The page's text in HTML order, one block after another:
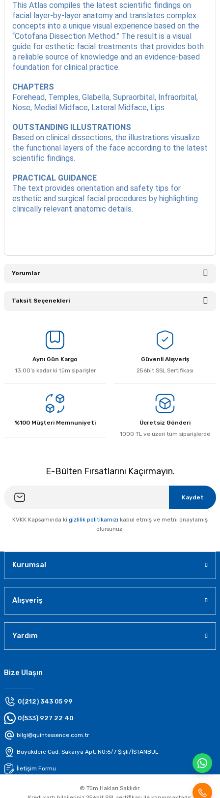
This Atlas compiles the latest scientific findings on
facial layer-by-layer anatomy and translates complex
concepts into a unique visual experience based on the
“Cotofana Dissection Method.” The result is a visual
guide for esthetic facial treatments that provides both
a reliable source of knowledge and an evidence-based
foundation for clinical practice.
CHAPTERS
Forehead, Temples, Glabella, Supraorbital, Infraorbital,
Nose, Medial Midface, Lateral Midface, Lips
OUTSTANDING ILLUSTRATIONS
Based on clinical dissections, the illustrations visualize
the functional layers of the face according to the latest
scientific findings.
PRACTICAL GUIDANCE
The text provides orientation and safety tips for
esthetic and surgical facial procedures by highlighting
clinically relevant anatomic details.
Yorumlar
Taksit Seçenekleri
Aynı Gün Kargo
13:00’a kadar ki tüm siparişler
Güvenli Alışveriş
256bit SSL Sertifikası
%100 Müşteri Memnuniyeti
Ücretsiz Gönderi
1000 TL ve üzeri tüm siparişlerde
E-Bülten Fırsatlarını Kaçırmayın.
Kaydet
KVKK Kapsamında ki gizlilik politikamızı kabul etmiş ve metni onaylamış
olursunuz.
Kurumsal
Alışveriş
Yardım
Bize Ulaşın
0(212) 343 05 99
0(533) 927 22 40
bilgi@quintessence.com.tr
Büyükdere Cad. Sakarya Apt. N0:6/7 Şişli/İSTANBUL
İletişim Formu
© Tüm Hakları Saklıdır.